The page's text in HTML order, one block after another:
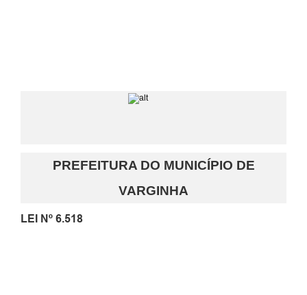
PREFEITURA DO MUNICÍPIO DE
VARGINHA
LEI Nº 6.518